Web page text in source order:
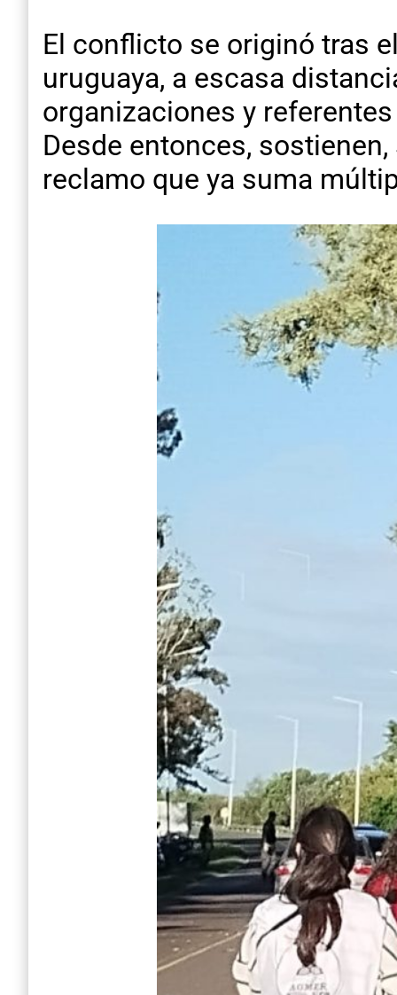
El conflicto se originó tras
uruguaya, a escasa
organizaciones y
Desde entonces,
reclamo que ya suma